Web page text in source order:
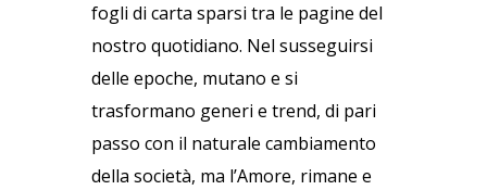
fogli di carta sparsi tra le pagine del
nostro quotidiano. Nel susseguirsi
delle epoche, mutano e si
trasformano generi e trend, di pari
passo con il naturale cambiamento
della società, ma l’Amore, rimane e